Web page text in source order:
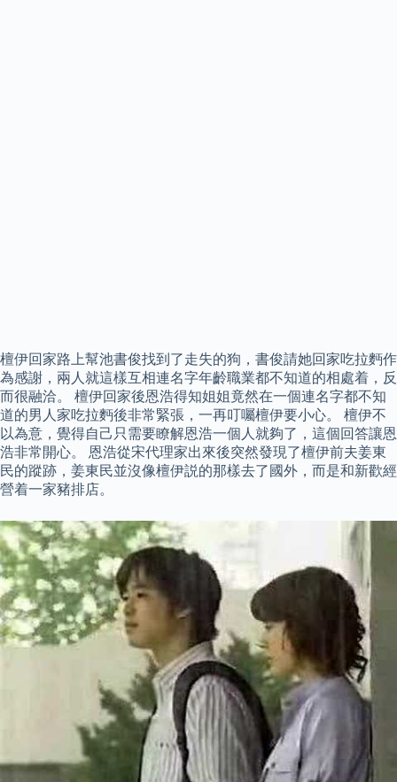
檀伊回家路上幫池書俊找到了走失的狗，書俊請她回家吃拉麪作
為感謝，兩人就這樣互相連名字年齡職業都不知道的相處着，反
而很融洽。 檀伊回家後恩浩得知姐姐竟然在一個連名字都不知
道的男人家吃拉麪後非常緊張，一再叮囑檀伊要小心。 檀伊不
以為意，覺得自己只需要瞭解恩浩一個人就夠了，這個回答讓恩
浩非常開心。 恩浩從宋代理家出來後突然發現了檀伊前夫姜東
民的蹤跡，姜東民並沒像檀伊説的那樣去了國外，而是和新歡經
營着一家豬排店。